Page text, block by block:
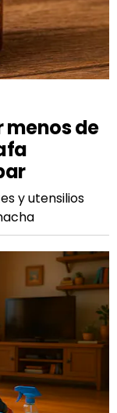
menos de
y utensilios